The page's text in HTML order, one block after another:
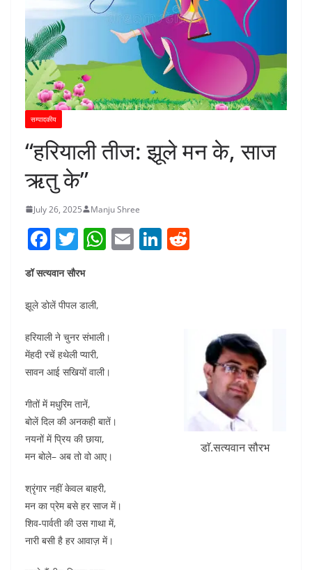
सम्पादकीय
“हरियाली तीज: झूले मन के, साज
ऋतु के”
July 26, 2025 Manju Shree
F
c
e
b
o
o
k
T
itt
er
W
A
p
p
E Li
डॉ सत्यवान सौरभ
झूले डोलें पीपल डाली,
डाॅ.सत्यवान सौरभ
हरियाली ने चुनर संभाली।
मेंहदी रचें हथेली प्यारी,
सावन आई सखियों वाली।
गीतों में मधुरिम तानें,
बोलें दिल की अनकही बातें।
नयनों में प्रिय की छाया,
मन बोले– अब तो वो आए।
श्रृंगार नहीं केवल बाहरी,
मन का प्रेम बसे हर साज में।
शिव-पार्वती की उस गाथा में,
नारी बसी है हर आवाज़ में।